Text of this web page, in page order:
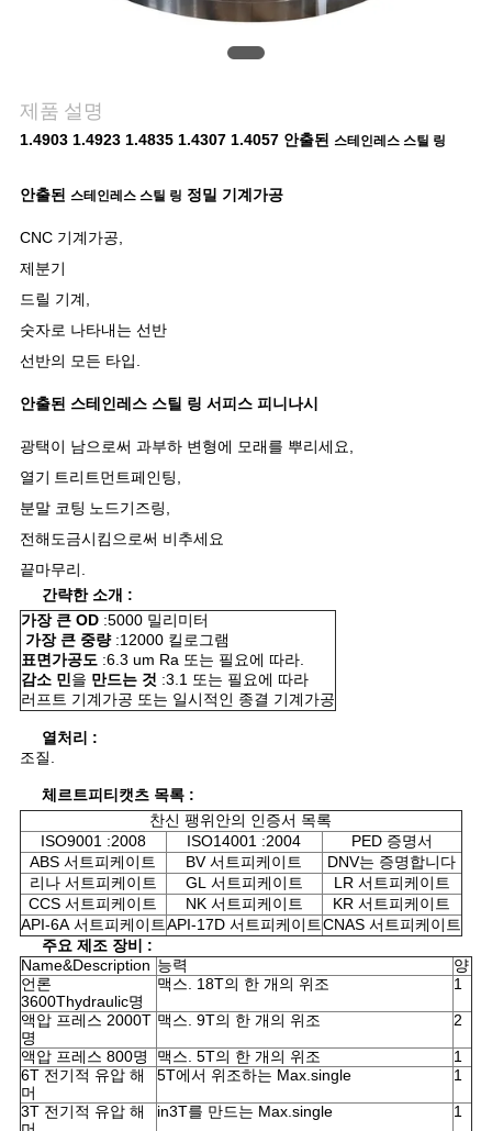
조
회
를
요
청
하
다
사
이
트
맵
PRIVACY
POLICY
제품 설명
1.4903 1.4923 1.4835 1.4307 1.4057 안출된 스테인레스 스틸 링
안출된 스테인레스 스틸 링 정밀 기계가공
CNC 기계가공,
제분기
드릴 기계,
숫자로 나타내는 선반
선반의 모든 타입.
안출된 스테인레스 스틸 링 서피스 피니나시
광택이 남으로써 과부하 변형에 모래를 뿌리세요,
열기 트리트먼트페인팅,
분말 코팅 노드기즈링,
전해도금시킴으로써 비추세요
끝마무리.
간략한 소개 :
가장 큰 OD:5000 밀리미터
가장 큰 중량:12000 킬로그램
표면가공도:6.3 um Ra 또는 필요에 따라.
감소 민을 만드는 것 :3.1 또는 필요에 따라
러프트 기계가공 또는 일시적인 종결 기계가공
열처리 :
조질.
체르트피티캣츠 목록 :
찬신 팽위안의 인증서 목록
ISO9001 :2008
ISO14001 :2004
PED 증명서
ABS 서트피케이트
BV 서트피케이트
DNV는 증명합니다
리나 서트피케이트
GL 서트피케이트
LR 서트피케이트
CCS 서트피케이트
NK 서트피케이트
KR 서트피케이트
API-6A 서트피케이트API-17D 서트피케이트CNAS 서트피케이트
주요 제조 장비 :
Name&Description 능력
양
언론
3600Thydraulic명
맥스. 18T의 한 개의 위조 1
액압 프레스 2000T
명
맥스. 9T의 한 개의 위조 2
액압 프레스 800명 맥스. 5T의 한 개의 위조
1
6T 전기적 유압 해
머
5T에서 위조하는 Max.single 1
3T 전기적 유압 해
in3T를 만드는 Max.single 1